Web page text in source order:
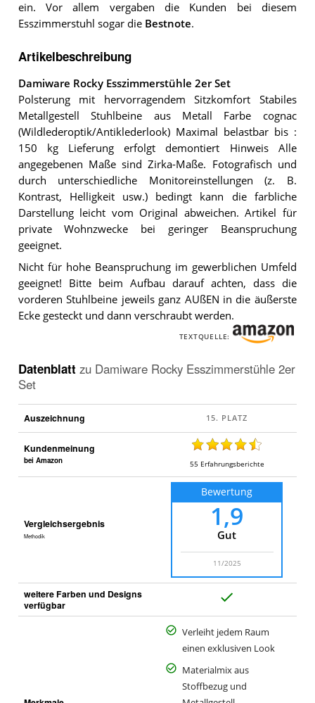
ein. Vor allem vergaben die Kunden bei diesem
Esszimmerstuhl sogar die Bestnote.
Artikelbeschreibung
Damiware Rocky Esszimmerstühle 2er Set
Polsterung mit hervorragendem Sitzkomfort Stabiles
Metallgestell Stuhlbeine aus Metall Farbe cognac
(Wildlederoptik/Antiklederlook) Maximal belastbar bis :
150 kg Lieferung erfolgt demontiert Hinweis Alle
angegebenen Maße sind Zirka-Maße. Fotografisch und
durch unterschiedliche Monitoreinstellungen (z. B.
Kontrast, Helligkeit usw.) bedingt kann die farbliche
Darstellung leicht vom Original abweichen. Artikel für
private Wohnzwecke bei geringer Beanspruchung
geeignet.
Nicht für hohe Beanspruchung im gewerblichen Umfeld
geeignet! Bitte beim Aufbau darauf achten, dass die
vorderen Stuhlbeine jeweils ganz AUßEN in die äußerste
Ecke gesteckt und dann verschraubt werden.
TEXTQUELLE:
Datenblatt zu Damiware Rocky Esszimmerstühle 2er
Set
Auszeichnung
Kundenmeinung
bei Amazon 55 Erfahrungsberichte
Vergleichsergebnis
Methodik
Bewertung
1,9
Gut
11/2025
weitere Farben und Designs
verfügbar
Verleiht jedem Raum
einen exklusiven Look
Materialmix aus
Stoffbezug und